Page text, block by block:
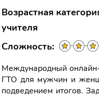
Возрастная
учителя
Сложность:
Международный
ГТО для мужчин и
подведением итогов.